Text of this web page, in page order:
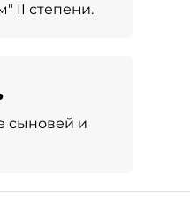
II степени.
сыновей и